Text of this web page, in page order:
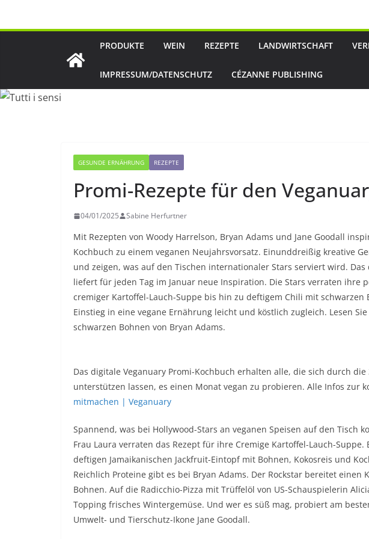
PRODUKTE WEIN REZEPTE LANDWIRTSCHAFT
IMPRESSUM/DATENSCHUTZ CÉZANNE PUBLISHING
GESUNDE ERNÄHRUNG REZEPTE
Promi-Rezepte für den
04/01/2025 Sabine Herfurtner
Mit Rezepten von Woody Harrelson, Bryan Adams und Jane Goodall
Kochbuch zu einem veganen Neujahrsvorsatz. Einunddreißig kreative
und zeigen, was auf den Tischen internationaler Stars serviert wird.
liefert für jeden Tag im Januar neue Inspiration. Die Stars verraten ihre
cremiger Kartoffel-Lauch-Suppe bis hin zu deftigem Chili mit schwarzen
Einstieg in eine vegane Ernährung leicht und köstlich zugleich. Lesen
schwarzen Bohnen von Bryan Adams.
Das digitale Veganuary Promi-Kochbuch erhalten alle, die sich durch die
unterstützen lassen, es einen Monat vegan zu probieren. Alle Infos zur
mitmachen | Veganuary
Spannend, was bei Hollywood-Stars an veganen Speisen auf den Tisch
Frau Laura verraten das Rezept für ihre Cremige Kartoffel-Lauch-
deftigen Jamaikanischen Jackfruit-Eintopf mit Bohnen, Kokosreis und
Reichlich Proteine gibt es bei Bryan Adams. Der Rockstar bereitet einen
Bohnen. Auf die Radicchio-Pizza mit Trüffelöl von US-Schauspielerin
Topping frisches Wintergemüse. Und wer es süß mag, probiert am
Umwelt- und Tierschutz-Ikone Jane Goodall.